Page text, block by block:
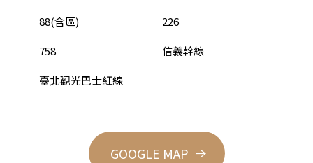
88(含區)
226
758
信義幹線
臺北觀光巴士紅線
GOOGLE MAP